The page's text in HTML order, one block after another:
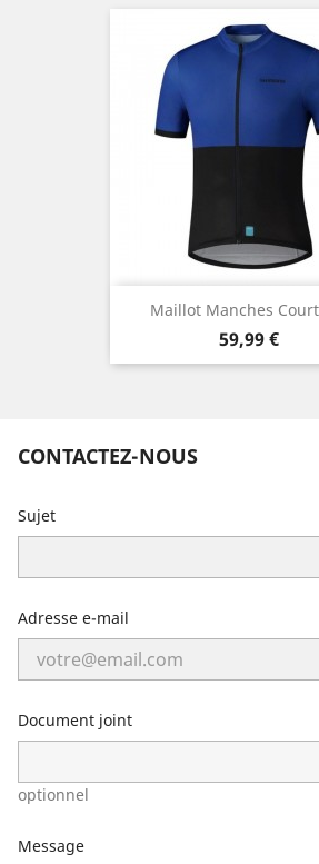
Maillot Manches
Prix
59,99 €
CONTACTEZ-NOUS
Sujet
Adresse e-mail
Document joint
optionnel
Message